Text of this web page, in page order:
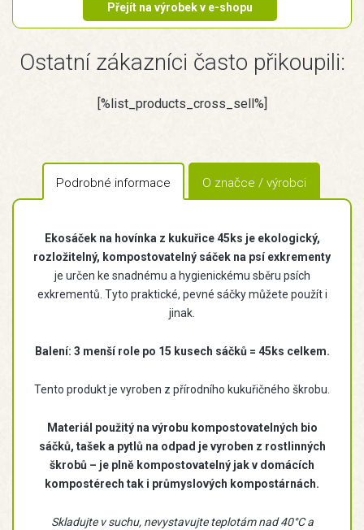
Přejít na výrobek v e-shopu
Ostatní zákazníci často přikoupili:
[%list_products_cross_sell%]
Podrobné informace O značce / výrobci
Ekosáček na hovínka z kukuřice 45ks je ekologický,
rozložitelný, kompostovatelný sáček na psí exkrementy
je určen ke snadnému a hygienickému sběru psích
exkrementů. Tyto praktické, pevné sáčky můžete použít i
jinak.
Balení: 3 menší role po 15 kusech sáčků = 45ks celkem.
Tento produkt je vyroben z přírodního kukuřičného škrobu.
Materiál použitý na výrobu kompostovatelných bio
sáčků, tašek a pytlů na odpad je vyroben z rostlinných
škrobů – je plně kompostovatelný jak v domácích
kompostérech tak i průmyslových kompostárnách.
Skladujte v suchu, nevystavujte teplotám nad 40°C a